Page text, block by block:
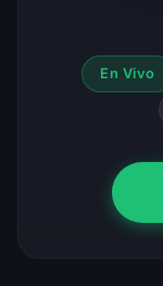
En Vivo